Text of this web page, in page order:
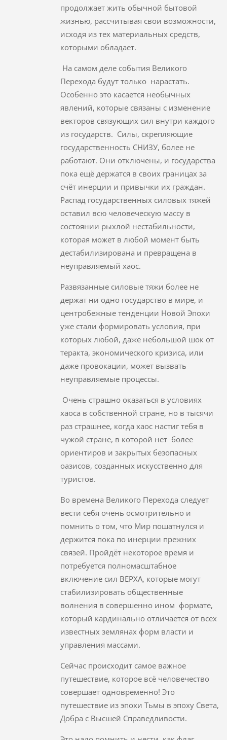
продолжает жить обычной бытовой
жизнью, рассчитывая свои возможности,
исходя из тех материальных средств,
которыми обладает.
На самом деле события Великого
Перехода будут только нарастать.
Особенно это касается необычных
явлений, которые связаны с изменение
векторов связующих сил внутри каждого
из государств. Силы, скрепляющие
государственность СНИЗУ, более не
работают. Они отключены, и государства
пока ещё держатся в своих границах за
счёт инерции и привычки их граждан.
Распад государственных силовых тяжей
оставил всю человеческую массу в
состоянии рыхлой нестабильности,
которая может в любой момент быть
дестабилизирована и превращена в
неуправляемый хаос.
Развязанные силовые тяжи более не
держат ни одно государство в мире, и
центробежные тенденции Новой Эпохи
уже стали формировать условия, при
которых любой, даже небольшой шок от
теракта, экономического кризиса, или
даже провокации, может вызвать
неуправляемые процессы.
Очень страшно оказаться в условиях
хаоса в собственной стране, но в тысячи
раз страшнее, когда хаос настиг тебя в
чужой стране, в которой нет более
ориентиров и закрытых безопасных
оазисов, созданных искусственно для
туристов.
Во времена Великого Перехода следует
вести себя очень осмотрительно и
помнить о том, что Мир пошатнулся и
держится пока по инерции прежних
связей. Пройдёт некоторое время и
потребуется полномасштабное
включение сил ВЕРХА, которые могут
стабилизировать общественные
волнения в совершенно ином формате,
который кардинально отличается от всех
известных землянах форм власти и
управления массами.
Сейчас происходит самое важное
путешествие, которое всё человечество
совершает одновременно! Это
путешествие из эпохи Тьмы в эпоху Света,
Добра с Высшей Справедливости.